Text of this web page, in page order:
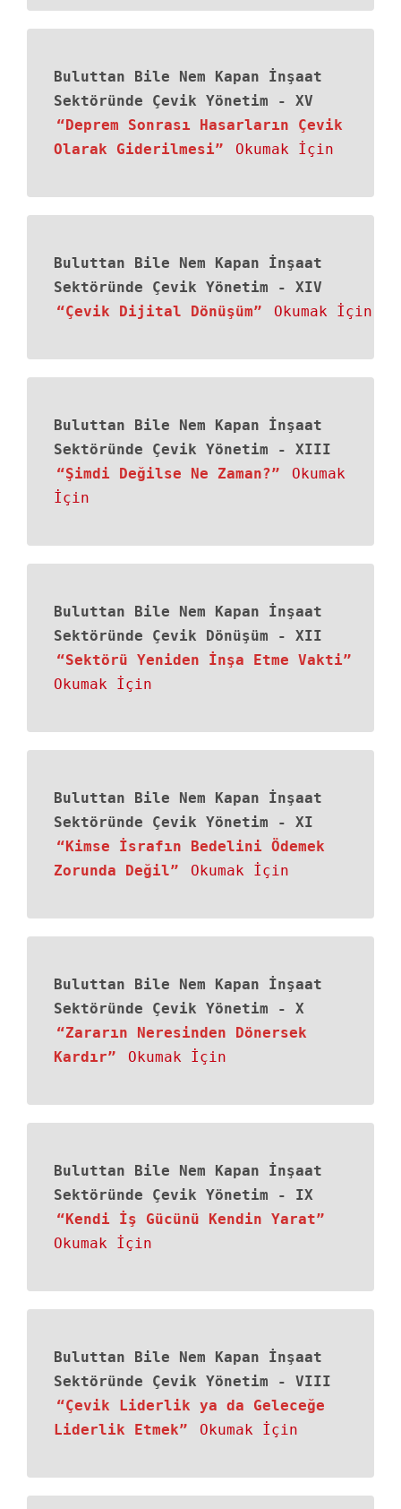
Buluttan Bile Nem Kapan İnşaat
Sektöründe Çevik Yönetim
- XV
“Deprem Sonrası Hasarların Çevik
Olarak Giderilmesi”
Okumak İçin
Buluttan Bile Nem Kapan İnşaat
Sektöründe Çevik Yönetim
- XIV
“Çevik Dijital Dönüşüm”
Okumak İçin
Buluttan Bile Nem Kapan İnşaat
Sektöründe Çevik Yönetim
- XIII
“Şimdi Değilse Ne Zaman?”
Okumak
İçin
Buluttan Bile Nem Kapan İnşaat
Sektöründe Çevik Dönüşüm
- XII
“Sektörü Yeniden İnşa Etme Vakti”
Okumak İçin
Buluttan Bile Nem Kapan İnşaat
Sektöründe Çevik Yönetim
- XI
“Kimse İsrafın Bedelini Ödemek
Zorunda Değil”
Okumak İçin
Buluttan Bile Nem Kapan İnşaat
Sektöründe Çevik Yönetim
- X
“Zararın Neresinden Dönersek
Kardır”
Okumak İçin
Buluttan Bile Nem Kapan İnşaat
Sektöründe Çevik Yönetim
- IX
“Kendi İş Gücünü Kendin Yarat”
Okumak İçin
Buluttan Bile Nem Kapan İnşaat
Sektöründe Çevik Yönetim
- VIII
“Çevik Liderlik ya da Geleceğe
Liderlik Etmek”
Okumak İçin